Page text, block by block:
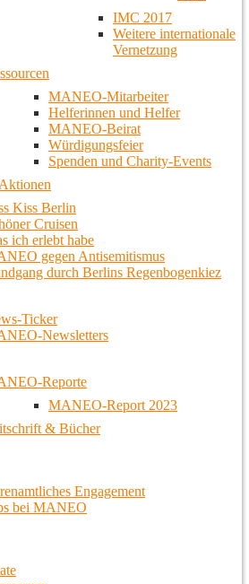
IMC 2017
Weitere internationale
Vernetzung
MANEO-Mitarbeiter
Helferinnen und Helfer
MANEO-Beirat
Würdigungsfeier
Spenden und Charity-Events
Kiss Berlin
Cruisen
ich erlebt habe
gegen Antisemitismus
durch Berlins Regenbogenkiez
Ticker
Newsletters
Reporte
MANEO-Report 2023
& Bücher
Engagement
bei MANEO